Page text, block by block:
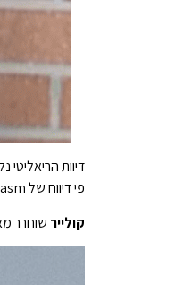
דיוות הריאליטי נלקחה למעצר ב-23 באפריל, באשמת גניבה,
פי דיווח של Starcasm.
קולייר שוחרר